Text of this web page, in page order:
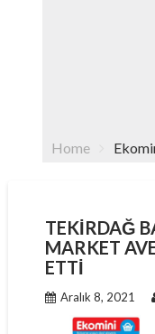
Home
TEKIRDAĞ
MARKET
ETTI
Aralık 8, 2021